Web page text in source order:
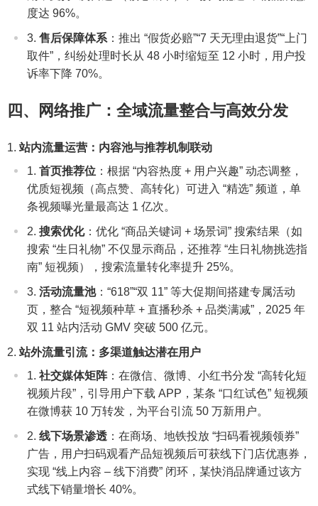
度达 96%。
售后保障体系 ：推出 “假货必赔”“7 天无理由退货”“上门
取件”，纠纷处理时长从 48 小时缩短至 12 小时，用户投
诉率下降 70%。
四、网络推广：全域流量整合与高效分发
站内流量运营：内容池与推荐机制联动
首页推荐位 ：根据 “内容热度 + 用户兴趣” 动态调整，
优质短视频（高点赞、高转化）可进入 “精选” 频道，单
条视频曝光量最高达 1 亿次。
搜索优化：优化 “商品关键词 + 场景词” 搜索结果（如
搜索 “生日礼物” 不仅显示商品，还推荐 “生日礼物挑选指
南” 短视频），搜索流量转化率提升 25%。
活动流量池：“618”“双 11” 等大促期间搭建专属活动
页，整合 “短视频种草 + 直播秒杀 + 品类满减”，2025 年
双 11 站内活动 GMV 突破 500 亿元。
站外流量引流：多渠道触达潜在用户
社交媒体矩阵：在微信、微博、小红书分发 “高转化短
视频片段”，引导用户下载 APP，某条 “口红试色” 短视频
在微博获 10 万转发，为平台引流 50 万新用户。
线下场景渗透 ：在商场、地铁投放 “扫码看视频领券”
广告，用户扫码观看产品短视频后可获线下门店优惠券，
实现 “线上内容 – 线下消费” 闭环，某快消品牌通过该方
式线下销量增长 40%。